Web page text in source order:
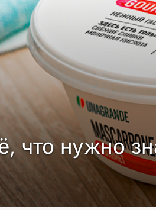
что нужно